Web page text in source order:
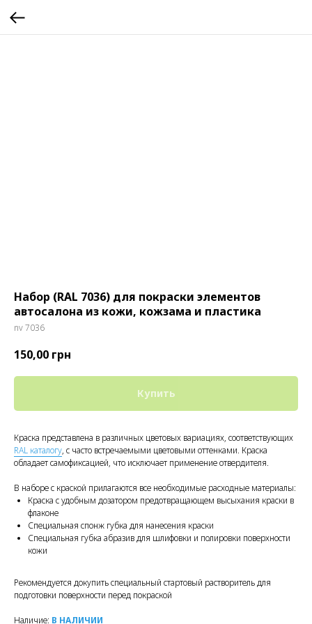
Набор (RAL 7036) для покраски элементов
автосалона из кожи, кожзама и пластика
nv 7036
150,00 грн
Купить
Краска представлена в различных цветовых вариациях, соответствующих
RAL каталогу, с часто встречаемыми цветовыми оттенками. Краска
обладает самофиксацией, что исключает применение отвердителя.
В наборе с краской прилагаются все необходимые расходные материалы:
Краска с удобным дозатором предотвращающем высыхания краски в
флаконе
Специальная спонж губка для нанесения краски
Специальная губка абразив для шлифовки и полировки поверхности
кожи
Рекомендуется докупить специальный стартовый растворитель для
подготовки поверхности перед покраской
Наличие: В НАЛИЧИИ